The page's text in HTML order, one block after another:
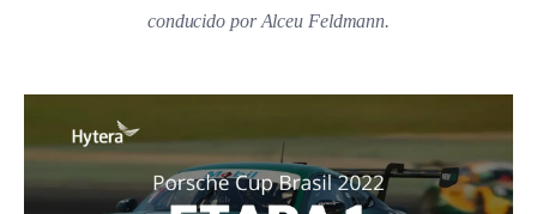
conducido por Alceu Feldmann.